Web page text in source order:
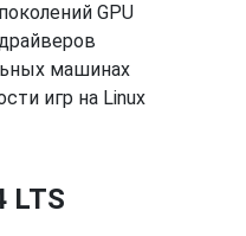
GPU
машинах
игр на Linux
LTS